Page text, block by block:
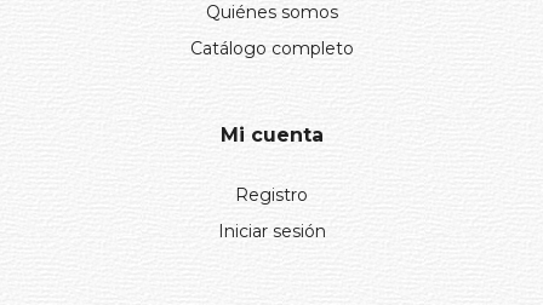
Quiénes somos
Catálogo completo
Mi cuenta
Registro
Iniciar sesión